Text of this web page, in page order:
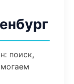
поиск,